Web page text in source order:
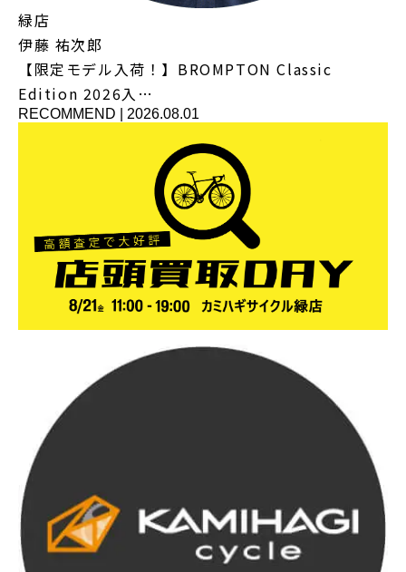
緑店
伊藤 祐次郎
【限定モデル入荷！】BROMPTON Classic
Edition 2026入…
RECOMMEND 2026.08.01